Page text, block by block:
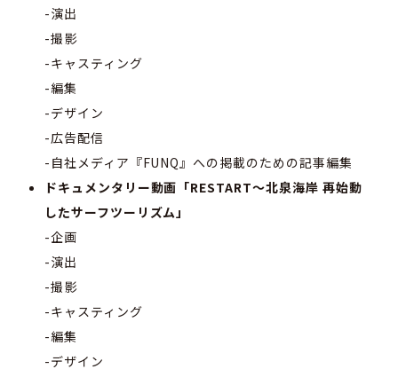
-演出
-撮影
-キャスティング
-編集
-デザイン
-広告配信
-自社メディア『FUNQ』への掲載のための記事編集
ドキュメンタリー動画「RESTART〜北泉海岸 再始動
したサーフツーリズム」
-企画
-演出
-撮影
-キャスティング
-編集
-デザイン